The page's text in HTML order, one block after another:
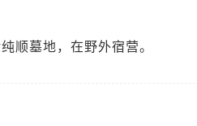
顺墓地，在野外宿营。